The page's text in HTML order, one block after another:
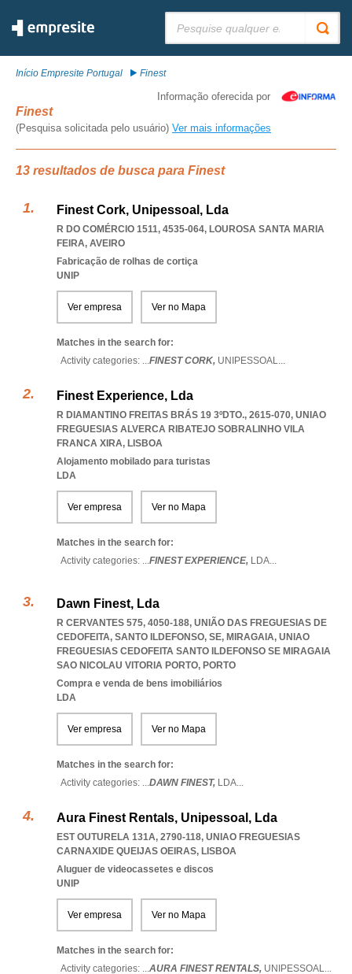
Início Empresite Portugal Finest
Informação oferecida por
Finest
(Pesquisa solicitada pelo usuário) Ver mais informações
13 resultados de busca para Finest
Finest Cork, Unipessoal, Lda
R DO COMÉRCIO 1511, 4535-064, LOUROSA SANTA MARIA
FEIRA, AVEIRO
Fabricação de rolhas de cortiça
UNIP
Ver empresa Ver no Mapa
Matches in the search for:
Activity categories: ...FINEST CORK, UNIPESSOAL...
Finest Experience, Lda
R DIAMANTINO FREITAS BRÁS 19 3ºDTO., 2615-070, UNIAO
FREGUESIAS ALVERCA RIBATEJO SOBRALINHO VILA
FRANCA XIRA, LISBOA
Alojamento mobilado para turistas
LDA
Ver empresa Ver no Mapa
Matches in the search for:
Activity categories: ...FINEST EXPERIENCE, LDA...
Dawn Finest, Lda
R CERVANTES 575, 4050-188, UNIÃO DAS FREGUESIAS DE
CEDOFEITA, SANTO ILDEFONSO, SE, MIRAGAIA, UNIAO
FREGUESIAS CEDOFEITA SANTO ILDEFONSO SE MIRAGAIA
SAO NICOLAU VITORIA PORTO, PORTO
Compra e venda de bens imobiliários
LDA
Ver empresa Ver no Mapa
Matches in the search for:
Activity categories: ...DAWN FINEST, LDA...
Aura Finest Rentals, Unipessoal, Lda
EST OUTURELA 131A, 2790-118, UNIAO FREGUESIAS
CARNAXIDE QUEIJAS OEIRAS, LISBOA
Aluguer de videocassetes e discos
UNIP
Ver empresa Ver no Mapa
Matches in the search for:
Activity categories: ...AURA FINEST RENTALS, UNIPESSOAL...